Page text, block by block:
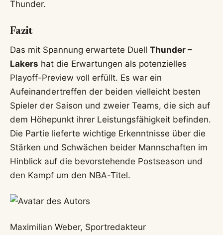
Thunder.
Fazit
Das mit Spannung erwartete Duell Thunder –
Lakers hat die Erwartungen als potenzielles
Playoff-Preview voll erfüllt. Es war ein
Aufeinandertreffen der beiden vielleicht besten
Spieler der Saison und zweier Teams, die sich auf
dem Höhepunkt ihrer Leistungsfähigkeit befinden.
Die Partie lieferte wichtige Erkenntnisse über die
Stärken und Schwächen beider Mannschaften im
Hinblick auf die bevorstehende Postseason und
den Kampf um den NBA-Titel.
Maximilian Weber, Sportredakteur